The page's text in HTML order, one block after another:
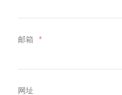
邮箱 *
网址